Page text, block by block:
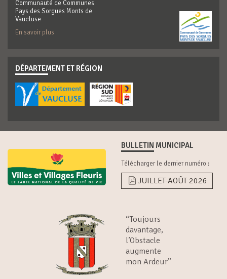
Communauté de Communes
Pays des Sorgues Monts de
Vaucluse
En savoir plus
DÉPARTEMENT ET RÉGION
BULLETIN MUNICIPAL
Télécharger le dernier numéro :
JUILLET-AOÛT 2026
“Toujours
davantage,
l’Obstacle
augmente
mon Ardeur”